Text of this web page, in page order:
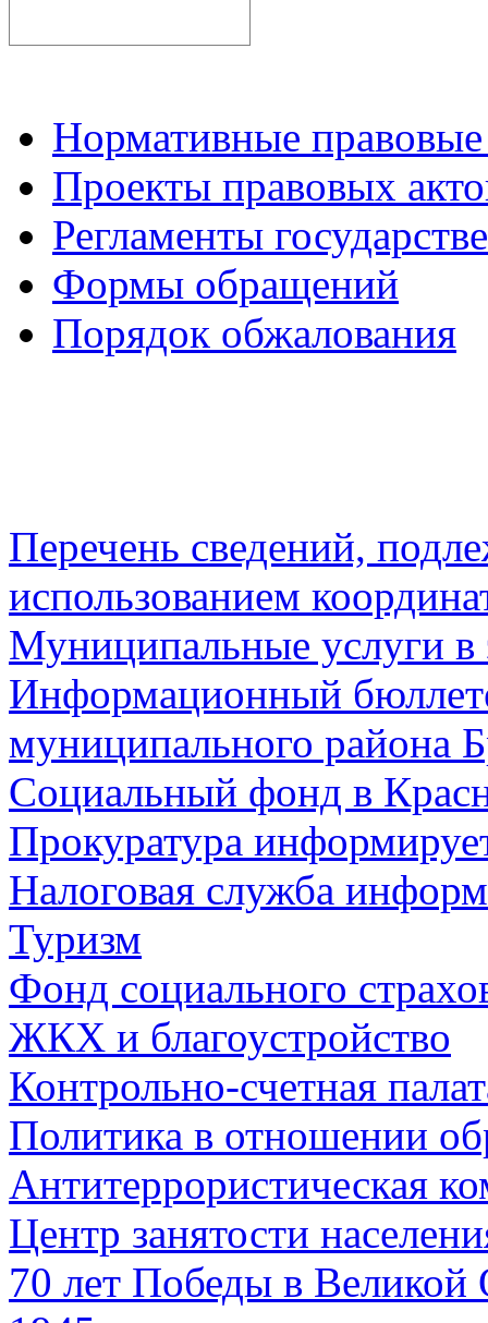
Нормативные
Проекты правовых
Регламенты
Формы обращений
Порядок обжалования
Перечень сведений,
использованием
Муниципальные услуги в
Информационный
муниципального района
Социальный фонд в
Прокуратура
Налоговая служба
Туризм
Фонд социального
ЖКХ и благоустройство
Контрольно-счетная
Политика в отношении
Антитеррористическая
Центр занятости
70 лет Победы в Великой